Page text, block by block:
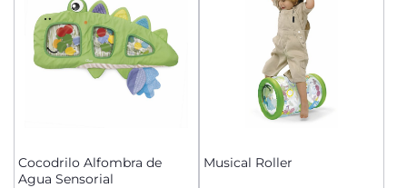
Cocodrilo Alfombra de
Agua Sensorial
Musical Roller